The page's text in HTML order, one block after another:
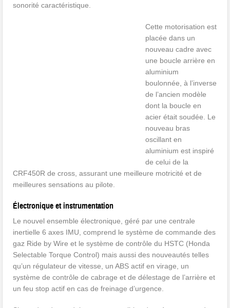
sonorité caractéristique.
Cette motorisation est
placée dans un
nouveau cadre avec
une boucle arrière en
aluminium
boulonnée, à l’inverse
de l’ancien modèle
dont la boucle en
acier était soudée. Le
nouveau bras
oscillant en
aluminium est inspiré
de celui de la
CRF450R de cross, assurant une meilleure motricité et de
meilleures sensations au pilote.
Électronique et instrumentation
Le nouvel ensemble électronique, géré par une centrale
inertielle 6 axes IMU, comprend le système de commande des
gaz Ride by Wire et le système de contrôle du HSTC (Honda
Selectable Torque Control) mais aussi des nouveautés telles
qu’un régulateur de vitesse, un ABS actif en virage, un
système de contrôle de cabrage et de délestage de l’arrière et
un feu stop actif en cas de freinage d’urgence.